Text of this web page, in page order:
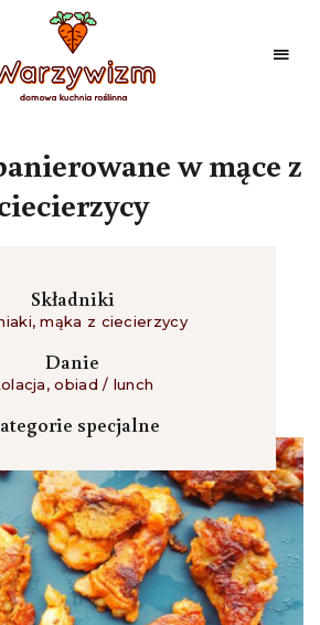
Domowa
w mące z
Składniki
,mąka z ciecierzycy
Danie
,obiad / lunch
specjalne